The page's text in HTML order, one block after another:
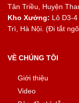
Tân Triều, Huyện
Kho Xưởng: Lô D3-
Trì, Hà Nội. (Đi tắt
VỀ CHÚNG TÔI
Giới thiệu
Video